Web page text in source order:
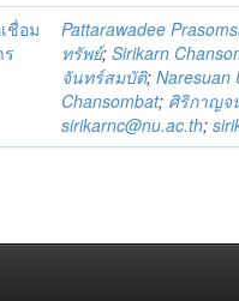
ชื่อม
Pattarawadee
ทรัพย์;Sirikarn
จันทร์สมบัติ;Naresuan
Chansombat; ศิริกาญจ
sirikarnc@nu.ac.th;